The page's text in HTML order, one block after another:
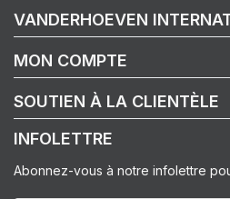
VANDERHOEVEN
MON COMPTE
SOUTIEN À LA CLIENTÈLE
INFOLETTRE
Abonnez-vous à notre infolettre